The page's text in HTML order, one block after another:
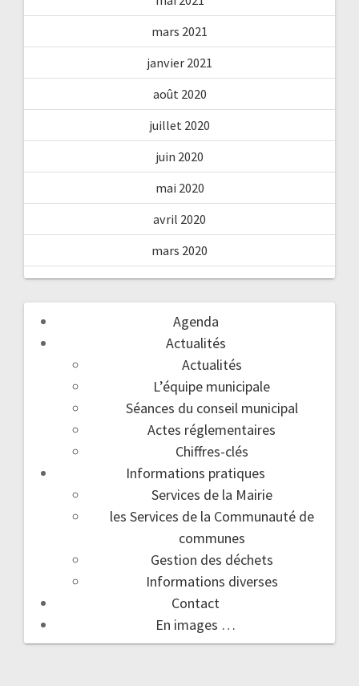
mars 2021
janvier 2021
août 2020
juillet 2020
juin 2020
mai 2020
avril 2020
mars 2020
Agenda
Actualités
Actualités
L’équipe municipale
Séances du conseil municipal
Actes réglementaires
Chiffres-clés
Informations pratiques
Services de la Mairie
les Services de la Communauté de
communes
Gestion des déchets
Informations diverses
Contact
En images …